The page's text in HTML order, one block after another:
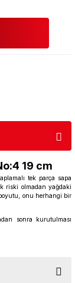
19 cm
tek parça sapa
riski olmadan yağdaki
onu herhangi bir
sonra kurutulması